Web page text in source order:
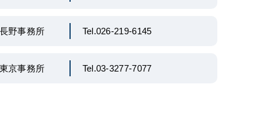
長野事務所 Tel.026-219-6145
東京事務所 Tel.03-3277-7077